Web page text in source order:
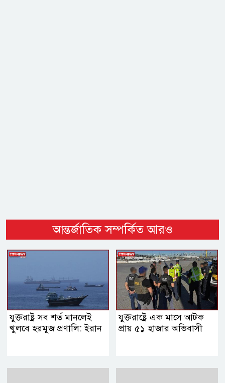
আন্তর্জাতিক সম্পর্কিত আরও
যুক্তরাষ্ট্র সব শর্ত মানলেই
খুলবে হরমুজ প্রণালি: ইরান
যুক্তরাষ্ট্রে এক মাসে আটক
প্রায় ৫১ হাজার অভিবাসী